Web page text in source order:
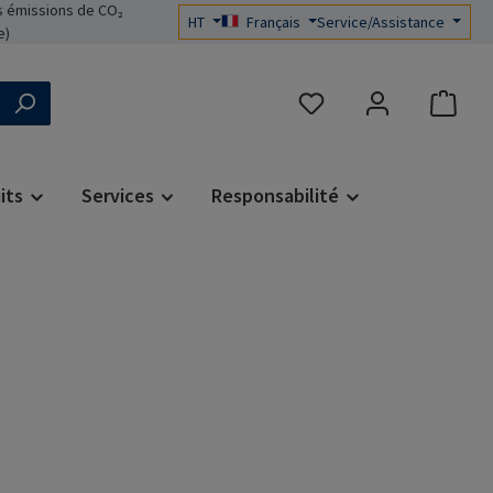
de CO₂
HT Français Service/Assistance
Vous avez 0 articles
Services Responsabilité